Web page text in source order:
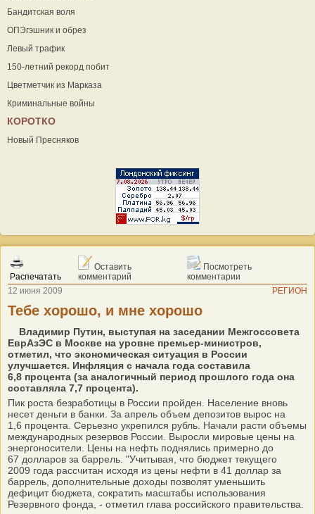
Бандитская воля
ОПЭгэшник и обрез
Левый трафик
150-летний рекорд побит
Цветметчик из Марказа
Криминальные войны
КОРОТКО
Новый Пресняков
Распечатать
Оставить
комментарий
Посмотреть
комментарии
12 июня 2009
РЕГИОН
Тебе хорошо, и мне хорошо
Владимир Путин, выступая на заседании Межгоссовета
ЕврАзЭС в Москве на уровне премьер-министров,
отметил, что экономическая ситуация в России
улучшается. Инфляция с начала года составила
6,8 процента (за аналогичный период прошлого года она
составляла 7,7 процента).
Пик роста безработицы в России пройден. Население вновь
несет деньги в банки. За апрель объем депозитов вырос на
1,6 процента. Серьезно укрепился рубль. Начали расти объемы
международных резервов России. Выросли мировые цены на
энергоносители. Цены на нефть поднялись примерно до
67 долларов за баррель. "Учитывая, что бюджет текущего
2009 года рассчитан исходя из цены нефти в 41 доллар за
баррель, дополнительные доходы позволят уменьшить
дефицит бюджета, сократить масштабы использования
Резервного фонда, - отметил глава российского правительства.